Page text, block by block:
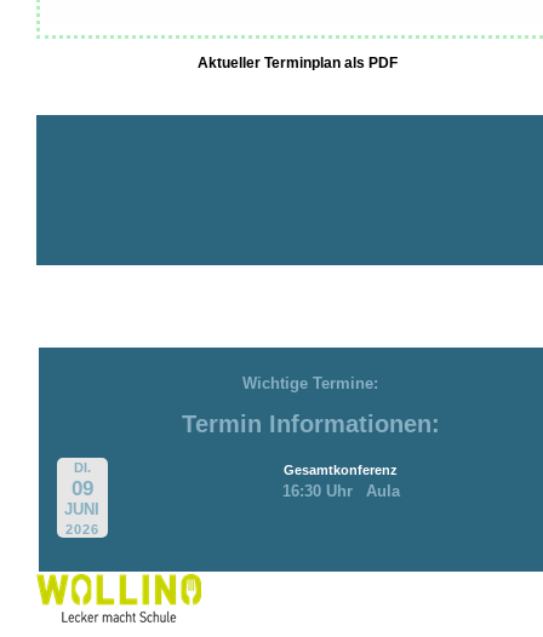
Aktueller Terminplan als PDF
Wichtige Termine:
Termin Informationen:
DI.
09
JUNI
2026
Gesamtkonferenz
16:30 Uhr Aula